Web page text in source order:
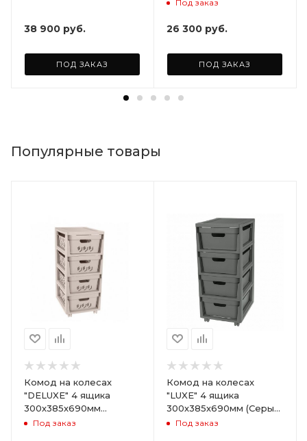
38 900 руб.
ПОД ЗАКАЗ
Под заказ
26 300 руб.
ПОД ЗАКАЗ
Популярные товары
Комод на колесах
"DELUXE" 4 ящика
300х385х690мм
(Светло-бежевый)
Под заказ
Комод на колесах
"LUXE" 4 ящика
300х385х690мм (Серый)
ARD258086
Под заказ